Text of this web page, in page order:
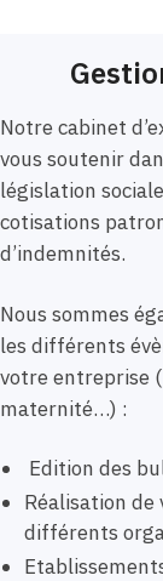
Notre cabinet
vous soutenir
législation
cotisations
d’indemnités.
Nous sommes
les différents
votre entreprise (
maternité…) :
Edition des
Réalisation de
différents